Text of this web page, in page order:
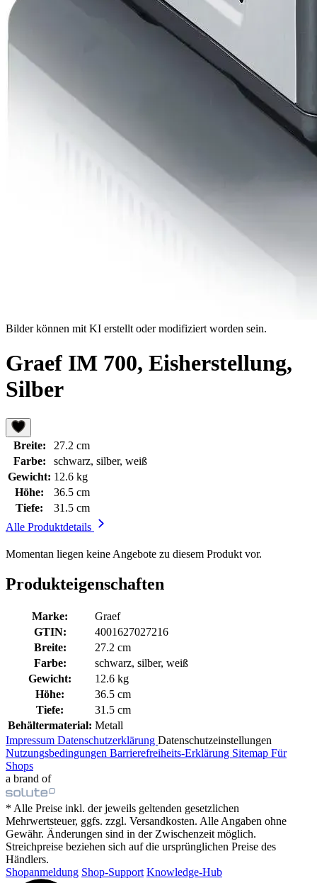
Bilder können mit KI erstellt oder modifiziert worden sein.
Graef IM 700, Eisherstellung,
Silber
Breite:
27.2 cm
Farbe:
schwarz, silber, weiß
Gewicht: 12.6 kg
Höhe:
36.5 cm
Tiefe:
31.5 cm
Alle Produktdetails
Momentan liegen keine Angebote zu diesem Produkt vor.
Produkteigenschaften
Marke:
Graef
GTIN:
4001627027216
Breite:
27.2 cm
Farbe:
schwarz, silber, weiß
Gewicht:
12.6 kg
Höhe:
36.5 cm
Tiefe:
31.5 cm
Behältermaterial: Metall
Impressum Datenschutzerklärung Datenschutzeinstellungen
Nutzungsbedingungen Barrierefreiheits-Erklärung Sitemap Für
Shops
a brand of
* Alle Preise inkl. der jeweils geltenden gesetzlichen
Mehrwertsteuer, ggfs. zzgl. Versandkosten. Alle Angaben ohne
Gewähr. Änderungen sind in der Zwischenzeit möglich.
Streichpreise beziehen sich auf die ursprünglichen Preise des
Händlers.
Shopanmeldung Shop-Support Knowledge-Hub